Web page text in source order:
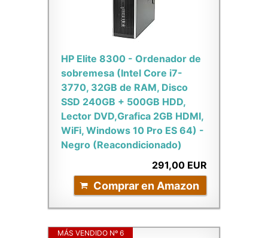
HP Elite 8300 - Ordenador de
sobremesa (Intel Core i7-
3770, 32GB de RAM, Disco
SSD 240GB + 500GB HDD,
Lector DVD,Grafica 2GB HDMI,
WiFi, Windows 10 Pro ES 64) -
Negro (Reacondicionado)
291,00 EUR
Comprar en Amazon
MÁS VENDIDO Nº 6